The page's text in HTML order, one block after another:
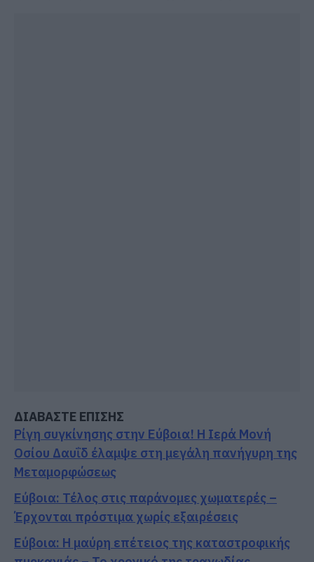
ΔΙΑΒΑΣΤΕ ΕΠΙΣΗΣ
Ρίγη συγκίνησης στην Εύβοια! Η Ιερά Μονή
Οσίου Δαυΐδ έλαμψε στη μεγάλη πανήγυρη της
Μεταμορφώσεως
Εύβοια: Τέλος στις παράνομες χωματερές –
Έρχονται πρόστιμα χωρίς εξαιρέσεις
Εύβοια: Η μαύρη επέτειος της καταστροφικής